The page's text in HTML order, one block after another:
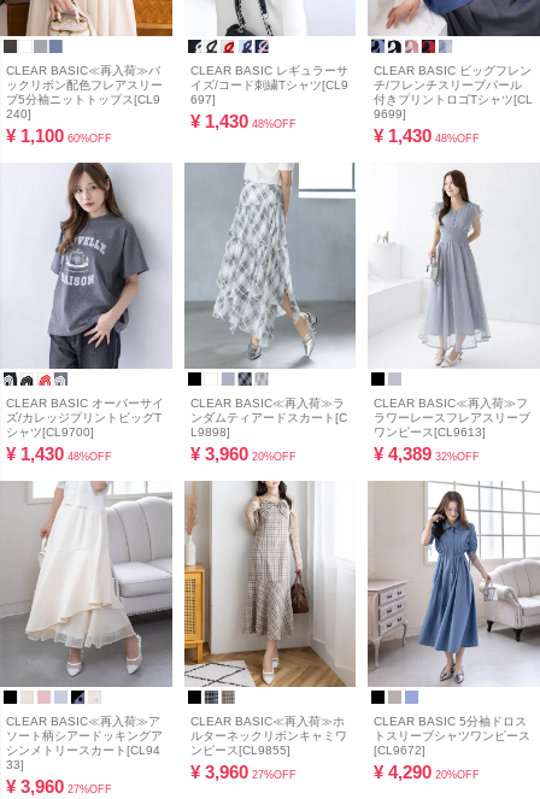
CLEAR BASIC≪再入荷≫バ
ックリボン配色フレアスリー
ブ5分袖ニットトップス[CL9
240]
¥ 1,100 60%OFF
CLEAR BASIC レギュラーサ
イズ/コード刺繍Tシャツ[CL9
697]
¥ 1,430 48%OFF
CLEAR BASIC ビッグフレン
チ/フレンチスリーブパール
付きプリントロゴTシャツ[CL
9699]
¥ 1,430 48%OFF
CLEAR BASIC オーバーサイ
ズ/カレッジプリントビッグT
シャツ[CL9700]
¥ 1,430 48%OFF
CLEAR BASIC≪再入荷≫ラ
ンダムティアードスカート[C
L9898]
¥ 3,960 20%OFF
CLEAR BASIC≪再入荷≫フ
ラワーレースフレアスリーブ
ワンピース[CL9613]
¥ 4,389 32%OFF
CLEAR BASIC≪再入荷≫ア
ソート柄シアードッキングア
シンメトリースカート[CL94
33]
¥ 3,960 27%OFF
CLEAR BASIC≪再入荷≫ホ
ルターネックリボンキャミワ
ンピース[CL9855]
¥ 3,960 27%OFF
CLEAR BASIC 5分袖ドロス
トスリーブシャツワンピース
[CL9672]
¥ 4,290 20%OFF